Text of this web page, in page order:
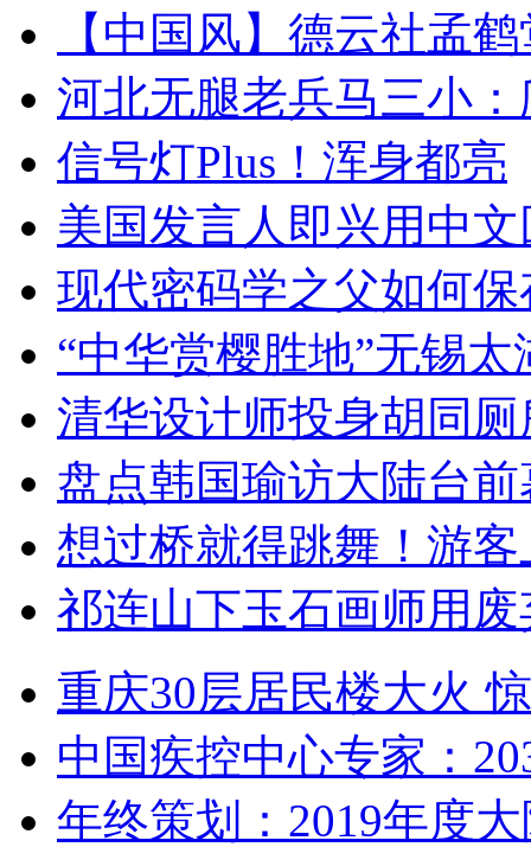
【中国风】德云社孟
河北无腿老兵马三小
信号灯Plus！浑身都亮
美国发言人即兴用中
现代密码学之父如何
“中华赏樱胜地”无锡
清华设计师投身胡同
盘点韩国瑜访大陆台
想过桥就得跳舞！游客
祁连山下玉石画师用
重庆30层居民楼大火
中国疾控中心专家：
年终策划：2019年度